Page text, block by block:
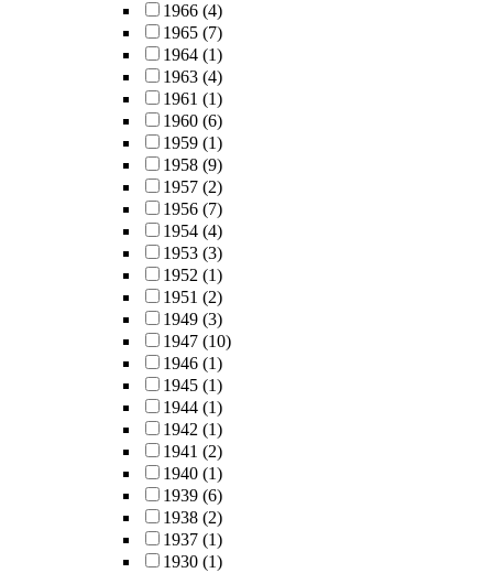
1966 (4)
1965 (7)
1964 (1)
1963 (4)
1961 (1)
1960 (6)
1959 (1)
1958 (9)
1957 (2)
1956 (7)
1954 (4)
1953 (3)
1952 (1)
1951 (2)
1949 (3)
1947 (10)
1946 (1)
1945 (1)
1944 (1)
1942 (1)
1941 (2)
1940 (1)
1939 (6)
1938 (2)
1937 (1)
1930 (1)